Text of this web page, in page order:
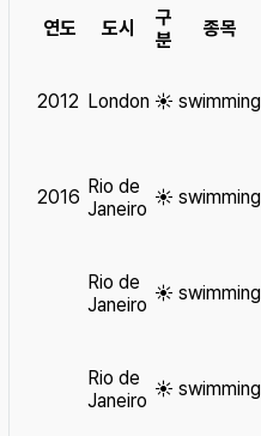
연도 도시
구
분
종목
2012 London ☀️ swimming
2016 Rio de
Janeiro
☀️ swimming
Rio de
Janeiro
☀️ swimming
Rio de
Janeiro
☀️ swimming